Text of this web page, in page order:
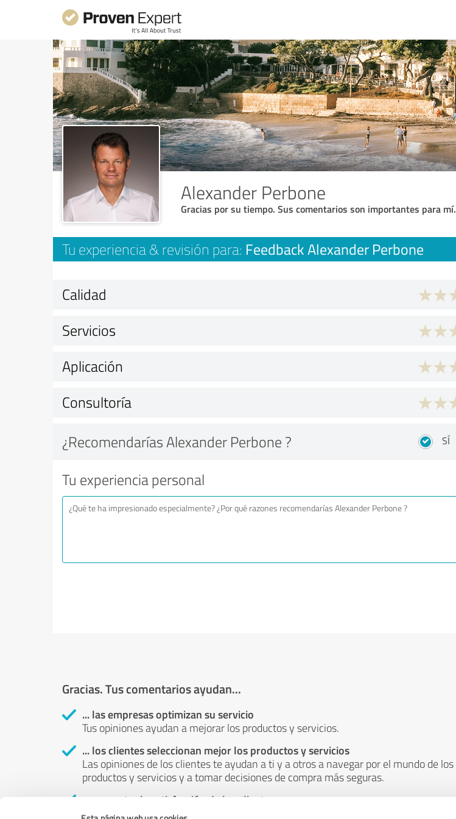
Alexander Perbone
Gracias por su tiempo. Sus comentarios son importantes para mí.
Tu experiencia & revisión para: Feedback Alexander Perbone
Calidad
Servicios
Aplicación
Consultoría
¿Recomendarías Alexander Perbone ?
SÍ
Tu experiencia personal
Gracias. Tus comentarios ayudan...
... las empresas optimizan su servicio
Tus opiniones ayudan a mejorar los productos y servicios.
... los clientes seleccionan mejor los productos y servicios
Las opiniones de los clientes te ayudan a ti y a otros a navegar por el mundo de los
productos y servicios y a tomar decisiones de compra más seguras.
... aumentar la satisfacción de los clientes
Tu revisión ayuda a identificar posibles problemas y a aplicar mejor los deseos de los